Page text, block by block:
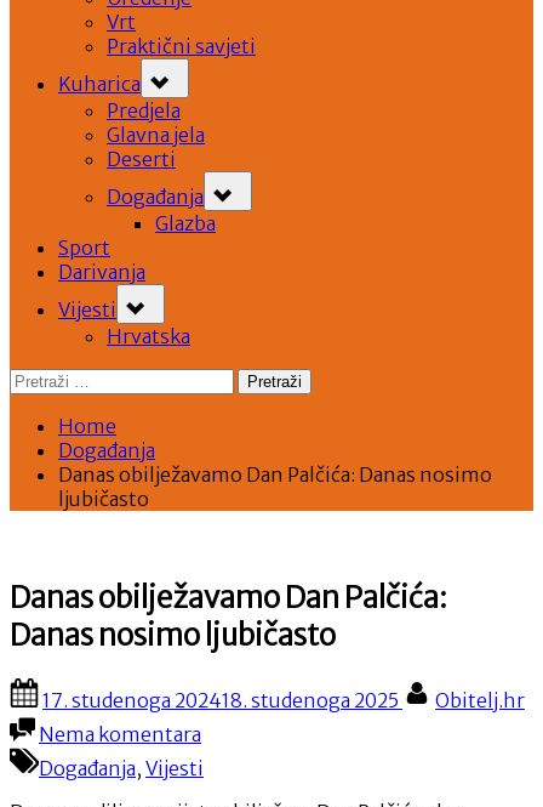
Vrt
Praktični savjeti
Kuharica
sub-
menu
Predjela
Glavna jela
Deserti
Događanja
sub-
menu
Glazba
Sport
Darivanja
Vijesti
sub-
menu
Hrvatska
Pretraži:
Home
Događanja
Danas obilježavamo Dan Palčića: Danas nosimo
ljubičasto
Danas obilježavamo Dan Palčića:
Danas nosimo ljubičasto
Posted
on
17. studenoga 202418. studenoga 2025 By
Obitelj.hr
Nema komentara
Danas
obilježavamo
Događanja, Vijesti